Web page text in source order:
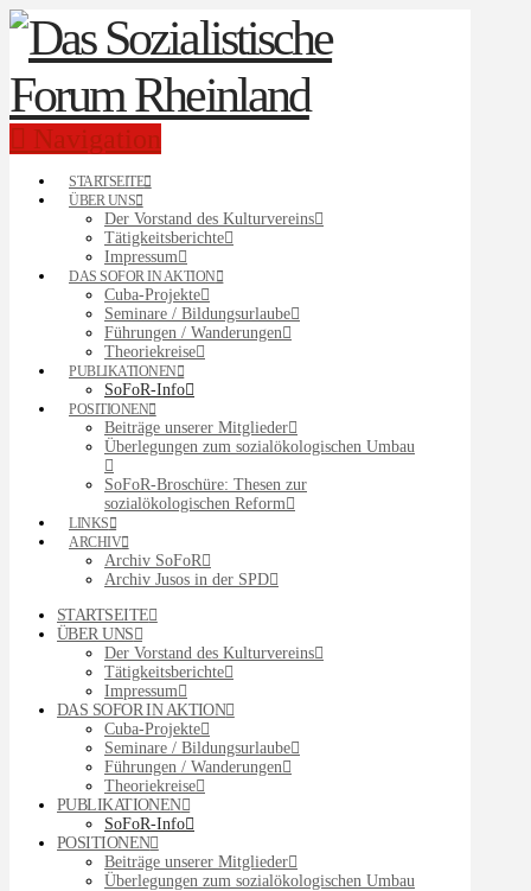
Navigation
STARTSEITE
ÜBER UNS
Der Vorstand des Kulturvereins
Tätigkeitsberichte
Impressum
DAS SOFOR IN AKTION
Cuba-Projekte
Seminare / Bildungsurlaube
Führungen / Wanderungen
Theoriekreise
PUBLIKATIONEN
SoFoR-Info
POSITIONEN
Beiträge unserer Mitglieder
Überlegungen zum sozialökologischen Umbau
SoFoR-Broschüre: Thesen zur
sozialökologischen Reform
LINKS
ARCHIV
Archiv SoFoR
Archiv Jusos in der SPD
STARTSEITE
ÜBER UNS
Der Vorstand des Kulturvereins
Tätigkeitsberichte
Impressum
DAS SOFOR IN AKTION
Cuba-Projekte
Seminare / Bildungsurlaube
Führungen / Wanderungen
Theoriekreise
PUBLIKATIONEN
SoFoR-Info
POSITIONEN
Beiträge unserer Mitglieder
Überlegungen zum sozialökologischen Umbau